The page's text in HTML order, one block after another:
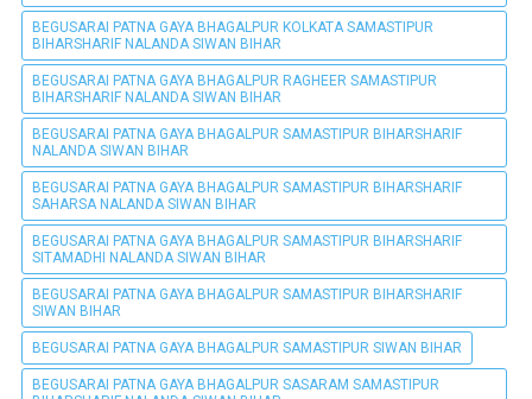
BEGUSARAI PATNA GAYA BHAGALPUR KOLKATA SAMASTIPUR
BIHARSHARIF NALANDA SIWAN BIHAR
BEGUSARAI PATNA GAYA BHAGALPUR RAGHEER SAMASTIPUR
BIHARSHARIF NALANDA SIWAN BIHAR
BEGUSARAI PATNA GAYA BHAGALPUR SAMASTIPUR BIHARSHARIF
NALANDA SIWAN BIHAR
BEGUSARAI PATNA GAYA BHAGALPUR SAMASTIPUR BIHARSHARIF
SAHARSA NALANDA SIWAN BIHAR
BEGUSARAI PATNA GAYA BHAGALPUR SAMASTIPUR BIHARSHARIF
SITAMADHI NALANDA SIWAN BIHAR
BEGUSARAI PATNA GAYA BHAGALPUR SAMASTIPUR BIHARSHARIF
SIWAN BIHAR
BEGUSARAI PATNA GAYA BHAGALPUR SAMASTIPUR SIWAN BIHAR
BEGUSARAI PATNA GAYA BHAGALPUR SASARAM SAMASTIPUR